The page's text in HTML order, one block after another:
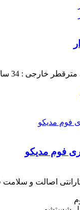
فوم مدیکو
اصالت و سلامت